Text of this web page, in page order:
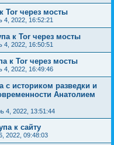
Tor через мосты
4, 2022, 16:52:21
к Tor через мосты
4, 2022, 16:50:51
к Tor через мосты
4, 2022, 16:49:46
историком разведки и
Анатолием
4, 2022, 13:51:44
к сайту
2022, 09:48:03